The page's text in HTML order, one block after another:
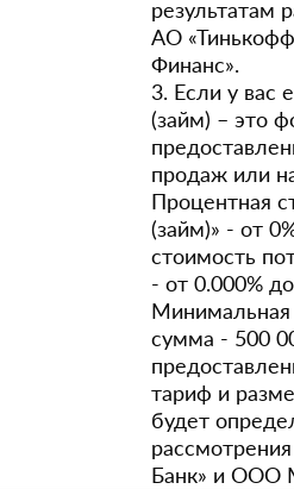
результатам
АО
Финанс».
3. Если у вас
(займ) – это
продаж или
Процентная
(займ)» - от
стоимость
- от 0.000%
Минимальная
сумма - 500
тариф и
будет
Банк» и ООО